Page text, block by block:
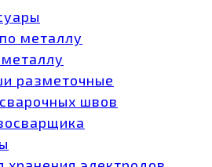
металлу
разметочные
швов